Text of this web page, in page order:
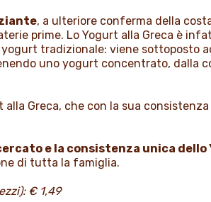
, a ulteriore conferma della
prime. Lo Yogurt alla Greca è
tradizionale: viene sottoposto
uno yogurt concentrato, dalla
Greca, che con la sua
e la consistenza unica dello
di tutta la famiglia.
€ 1,49